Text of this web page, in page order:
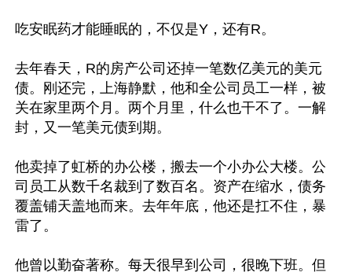
吃安眠药才能睡眠的，不仅是Y，还有R。
去年春天，R的房产公司还掉一笔数亿美元的美元
债。刚还完，上海静默，他和全公司员工一样，被
关在家里两个月。两个月里，什么也干不了。一解
封，又一笔美元债到期。
他卖掉了虹桥的办公楼，搬去一个小办公大楼。公
司员工从数千名裁到了数百名。资产在缩水，债务
覆盖铺天盖地而来。去年年底，他还是扛不住，暴
雷了。
他曾以勤奋著称。每天很早到公司，很晚下班。但